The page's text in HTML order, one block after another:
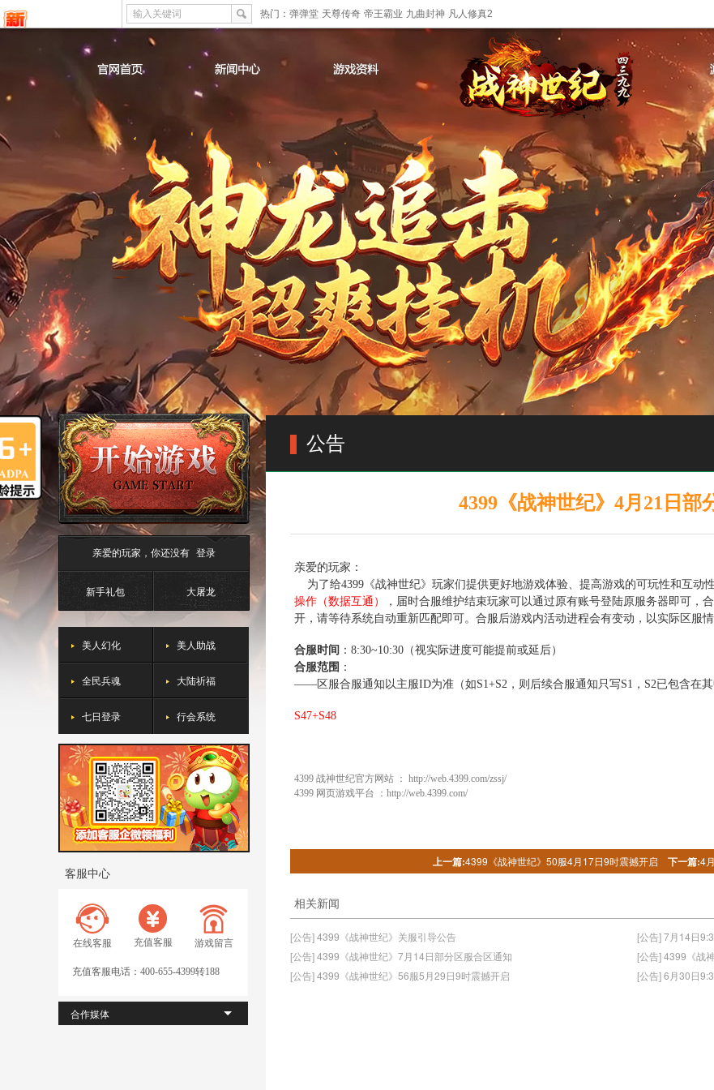
输入关键词 热门： 弹弹堂 天尊传奇 帝王霸业 九曲封神 凡人修真2
亲爱的玩家，你还没有 登录
新手礼包 大屠龙
美人幻化 美人助战
全民兵魂 大陆祈福
七日登录 行会系统
客服中心
在线客服 充值客服 游戏留言
充值客服电话：400-655-4399转188
合作媒体
公告
4399《战神世纪》4月21日部
亲爱的玩家：
为了给4399《战神世纪》玩家们提供更好地游戏体验、提高游戏的可玩性和互动
操作（数据互通）
，届时合服维护结束玩家可以通过原有账号登陆原服务器即可，
开，请等待系统自动重新匹配即可。合服后游戏内活动进程会有变动，以实际区服情
合服时间 ：8:30~10:30（视实际进度可能提前或延后）
合服范围 ：
——区服合服通知以主服ID为准（如S1+S2，则后续合服通知只写S1，S2已包含在其
S47+S48
4399 战神世纪官方网站 ： http://web.4399.com/zssj/
4399 网页游戏平台 ： http://web.4399.com/
上一篇:4399《战神世纪》50服4月17日9时震撼开启 下一篇:4
相关新闻
[公告] 4399《战神世纪》关服引导公告
[公告] 7月14日
[公告] 4399《战神世纪》7月14日部分区服合区通知
[公告] 4399《战
[公告] 4399《战神世纪》56服5月29日9时震撼开启
[公告] 6月30日